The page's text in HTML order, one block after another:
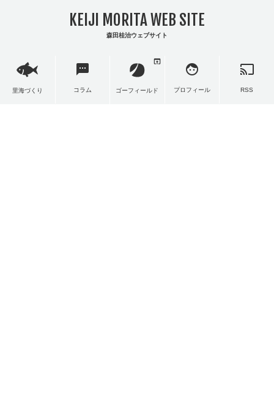
KEIJI MORITA WEB SITE
森田桂治ウェブサイト
里海づくり
sms
コラム ゴーフィールド
open_in_browser
face
プロフィール
cast
RSS